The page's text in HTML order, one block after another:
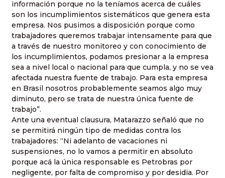
información porque no la teníamos acerca de cuáles
son los incumplimientos sistemáticos que genera esta
empresa. Nos pusimos a disposición porque como
trabajadores queremos trabajar intensamente para que
a través de nuestro monitoreo y con conocimiento de
los incumplimientos, podamos presionar a la empresa
sea a nivel local o nacional para que cumpla, y no se vea
afectada nuestra fuente de trabajo. Para esta empresa
en Brasil nosotros probablemente seamos algo muy
diminuto, pero se trata de nuestra única fuente de
trabajo”.
Ante una eventual clausura, Matarazzo señaló que no
se permitirá ningún tipo de medidas contra los
trabajadores: “Ni adelanto de vacaciones ni
suspensiones, no lo vamos a permitir en absoluto
porque acá la única responsable es Petrobras por
negligente, por falta de compromiso y por desidia. Por